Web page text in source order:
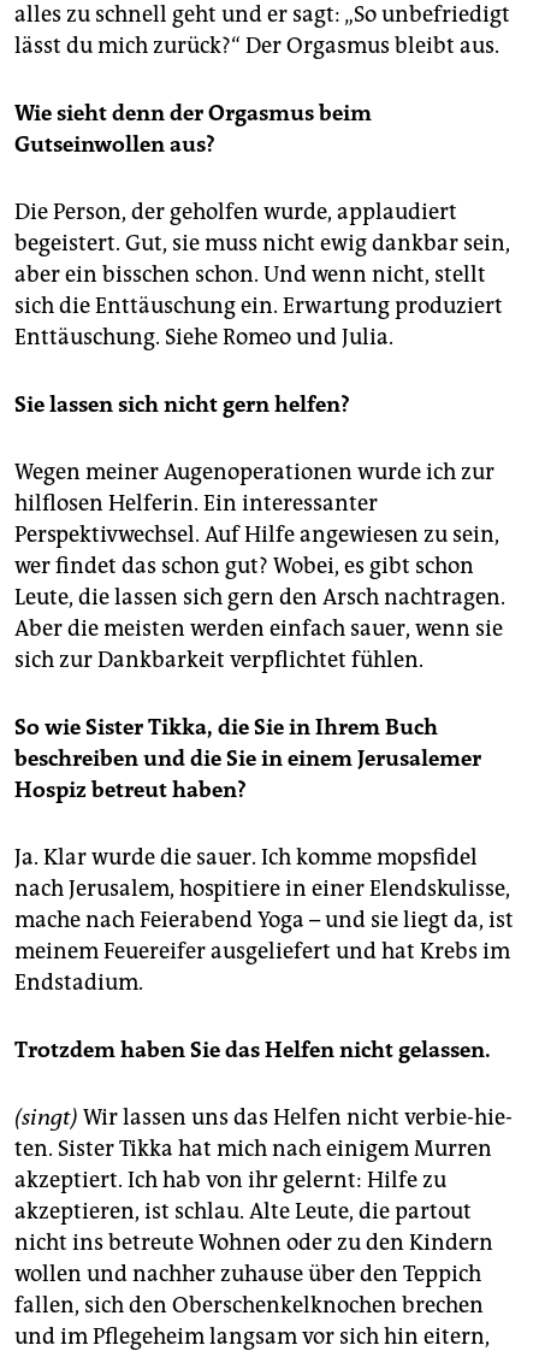
alles zu schnell geht und er sagt: „So unbefriedigt
lässt du mich zurück?“ Der Orgasmus bleibt aus.
Wie sieht denn der Orgasmus beim
Gutseinwollen aus?
Die Person, der geholfen wurde, applaudiert
begeistert. Gut, sie muss nicht ewig dankbar sein,
aber ein bisschen schon. Und wenn nicht, stellt
sich die Enttäuschung ein. Erwartung produziert
Enttäuschung. Siehe Romeo und Julia.
Sie lassen sich nicht gern helfen?
Wegen meiner Augenoperationen wurde ich zur
hilflosen Helferin. Ein interessanter
Perspektivwechsel. Auf Hilfe angewiesen zu sein,
wer findet das schon gut? Wobei, es gibt schon
Leute, die lassen sich gern den Arsch nachtragen.
Aber die meisten werden einfach sauer, wenn sie
sich zur Dankbarkeit verpflichtet fühlen.
So wie Sister Tikka, die Sie in Ihrem Buch
beschreiben und die Sie in einem Jerusalemer
Hospiz betreut haben?
Ja. Klar wurde die sauer. Ich komme mopsfidel
nach Jerusalem, hospitiere in einer Elendskulisse,
mache nach Feierabend Yoga – und sie liegt da, ist
meinem Feuereifer ausgeliefert und hat Krebs im
Endstadium.
Trotzdem haben Sie das Helfen nicht gelassen.
(singt) Wir lassen uns das Helfen nicht verbie-hie-
ten. Sister Tikka hat mich nach einigem Murren
akzeptiert. Ich hab von ihr gelernt: Hilfe zu
akzeptieren, ist schlau. Alte Leute, die partout
nicht ins betreute Wohnen oder zu den Kindern
wollen und nachher zuhause über den Teppich
fallen, sich den Oberschenkelknochen brechen
und im Pflegeheim langsam vor sich hin eitern,